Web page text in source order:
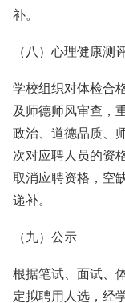
补。
（八）心理健康测
学校组织对体检合
及师德师风审查，
政治、道德品质、
次对应聘人员的资
取消应聘资格，空
递补。
（九）公示
根据笔试、面试、
定拟聘用人选，经